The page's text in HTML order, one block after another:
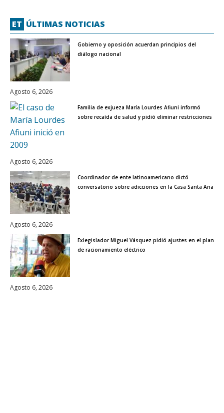
ET ÚLTIMAS NOTICIAS
Gobierno y oposición acuerdan principios del
diálogo nacional
Agosto 6, 2026
Familia de exjueza María Lourdes Afiuni informó
sobre recaída de salud y pidió eliminar restricciones
Agosto 6, 2026
Coordinador de ente latinoamericano dictó
conversatorio sobre adicciones en la Casa Santa Ana
Agosto 6, 2026
Exlegislador Miguel Vásquez pidió ajustes en el plan
de racionamiento eléctrico
Agosto 6, 2026